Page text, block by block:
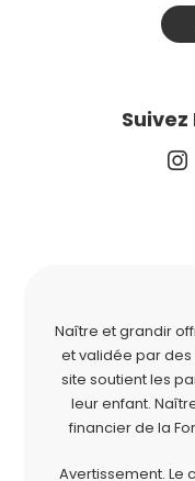
Naître et grandir
et validée par
site soutient les
leur enfant.
financier de la
Avertissement. Le